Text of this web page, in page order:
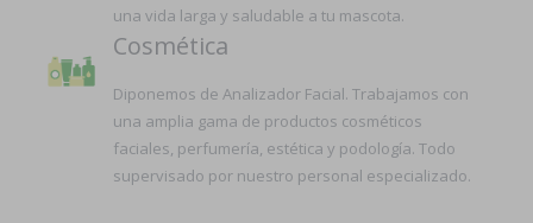
una vida larga y saludable a tu mascota.
Cosmética
Diponemos de Analizador Facial. Trabajamos con
una amplia gama de productos cosméticos
faciales, perfumería, estética y podología. Todo
supervisado por nuestro personal especializado.